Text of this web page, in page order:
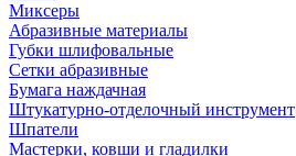
Миксеры
Абразивные материалы
Губки шлифовальные
Сетки абразивные
Бумага наждачная
Штукатурно-отделочный инструмент
Шпатели
Мастерки, ковши и гладилки